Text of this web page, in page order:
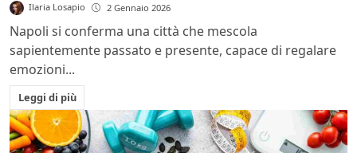
Ilaria Losapio 2 Gennaio 2026
Napoli si conferma una città che mescola
sapientemente passato e presente, capace di regalare
emozioni...
Leggi di più